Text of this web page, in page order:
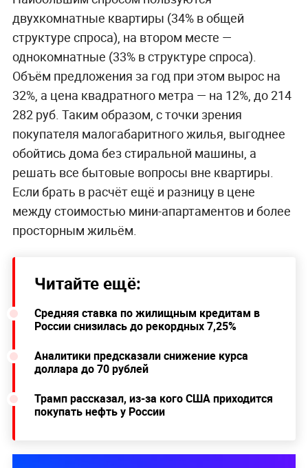
двухкомнатные квартиры (34% в общей
структуре спроса), на втором месте —
однокомнатные (33% в структуре спроса).
Объём предложения за год при этом вырос на
32%, а цена квадратного метра — на 12%, до 214
282 руб. Таким образом, с точки зрения
покупателя малогабаритного жилья, выгоднее
обойтись дома без стиральной машины, а
решать все бытовые вопросы вне квартиры.
Если брать в расчёт ещё и разницу в цене
между стоимостью мини-апартаментов и более
просторным жильём.
Читайте ещё:
Средняя ставка по жилищным кредитам в
России снизилась до рекордных 7,25%
Аналитики предсказали снижение курса
доллара до 70 рублей
Трамп рассказал, из-за кого США приходится
покупать нефть у России